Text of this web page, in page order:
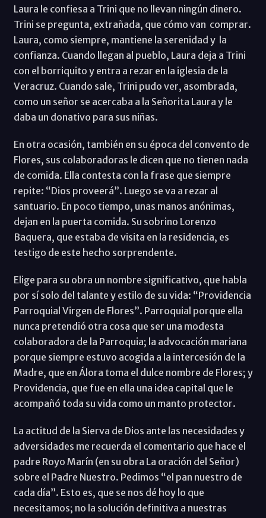
Laura le confiesa a Trini que no llevan ningún dinero.
Trini se pregunta, extrañada, que cómo van comprar.
Laura, como siempre, mantiene la serenidad y la
confianza. Cuando llegan al pueblo, Laura deja a Trini
con el borriquito y entra a rezar en la iglesia de la
Veracruz. Cuando sale, Trini pudo ver, asombrada,
como un señor se acercaba a la Señorita Laura y le
daba un donativo para sus niñas.
En otra ocasión, también en su época del convento de
Flores, sus colaboradoras le dicen que no tienen nada
de comida. Ella contesta con la frase que siempre
repite: “Dios proveerá”. Luego se va a rezar al
santuario. En poco tiempo, unas manos anónimas,
dejan en la puerta comida. Su sobrino Lorenzo
Baquera, que estaba de visita en la residencia, es
testigo de este hecho sorprendente.
Elige para su obra un nombre significativo, que habla
por sí solo del talante y estilo de su vida: “Providencia
Parroquial Virgen de Flores”. Parroquial porque ella
nunca pretendió otra cosa que ser una modesta
colaboradora de la Parroquia; la advocación mariana
porque siempre estuvo acogida a la intercesión de la
Madre, que en Álora toma el dulce nombre de Flores; y
Providencia, que fue en ella una idea capital que le
acompañó toda su vida como un manto protector.
La actitud de la Sierva de Dios ante las necesidades y
adversidades me recuerda el comentario que hace el
padre Royo Marín (en su obra La oración del Señor)
sobre el Padre Nuestro. Pedimos “el pan nuestro de
cada día”. Esto es, que se nos dé hoy lo que
necesitamos; no la solución definitiva a nuestras